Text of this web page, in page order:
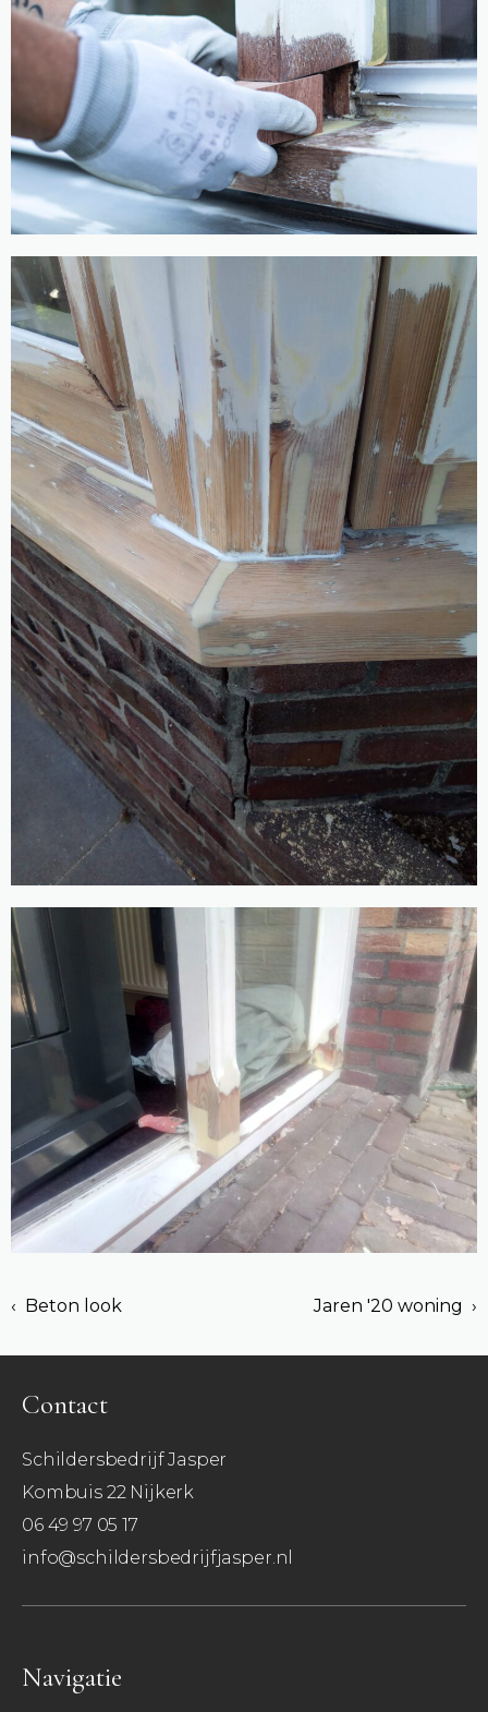
‹ Beton look Jaren '20 woning ›
Contact
Schildersbedrijf Jasper
Kombuis 22 Nijkerk
06 49 97 05 17
info@schildersbedrijfjasper.nl
Navigatie